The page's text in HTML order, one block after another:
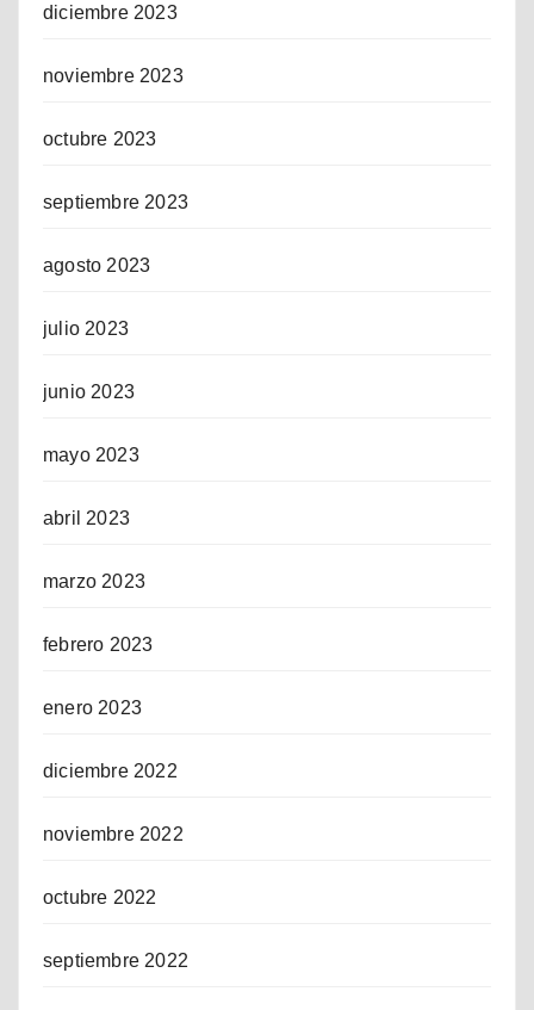
diciembre 2023
noviembre 2023
octubre 2023
septiembre 2023
agosto 2023
julio 2023
junio 2023
mayo 2023
abril 2023
marzo 2023
febrero 2023
enero 2023
diciembre 2022
noviembre 2022
octubre 2022
septiembre 2022